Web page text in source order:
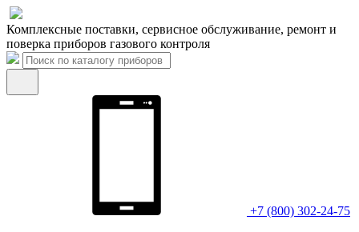
Комплексные поставки, сервисное обслуживание, ремонт и
поверка приборов газового контроля
+7 (800) 302-24-75